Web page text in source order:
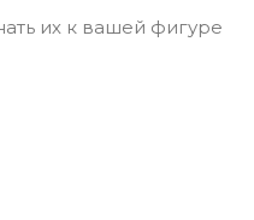
их к вашей фигуре